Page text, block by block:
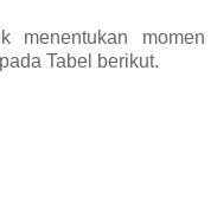
menentukan momen
Tabel berikut.